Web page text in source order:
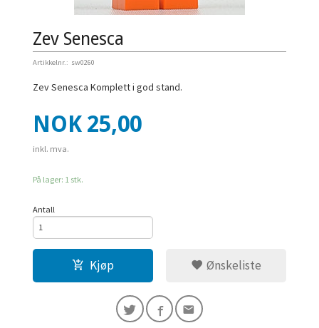
Zev Senesca
Artikkelnr.: sw0260
Zev Senesca Komplett i god stand.
Pris
NOK 25,00
inkl. mva.
På lager: 1 stk.
Antall
Kjøp Ønskeliste